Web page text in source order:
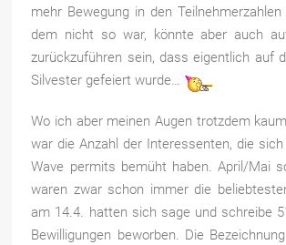
mehr Bewegung in den
dem nicht so war, könnte aber auch
zurückzuführen sein, dass eigentlich auf
Silvester gefeiert wurde…
Wo ich aber meinen Augen trotzdem
war die Anzahl der Interessenten, die
Wave permits bemüht haben. April/Mai
waren zwar schon immer die
am 14.4. hatten sich sage und schreibe
Bewilligungen beworben. Die Bezeichnung